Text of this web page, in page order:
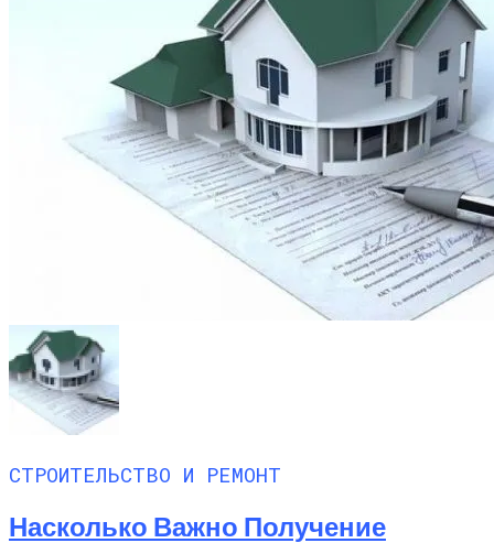
СТРОИТЕЛЬСТВО И РЕМОНТ
Насколько Важно Получение